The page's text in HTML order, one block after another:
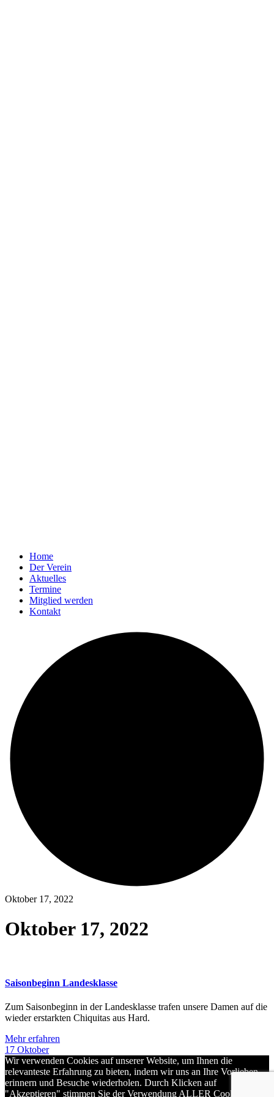
Home
Der Verein
Aktuelles
Termine
Mitglied werden
Kontakt
Oktober 17, 2022
Oktober 17, 2022
Saisonbeginn Landesklasse
Zum Saisonbeginn in der Landesklasse trafen unsere Damen auf die
wieder erstarkten Chiquitas aus Hard.
Mehr erfahren
17 Oktober
Wir verwenden Cookies auf unserer Website, um Ihnen die
relevanteste Erfahrung zu bieten, indem wir uns an Ihre Vorlieben
erinnern und Besuche wiederholen. Durch Klicken auf
"Akzeptieren" stimmen Sie der Verwendung ALLER Cookies zu.